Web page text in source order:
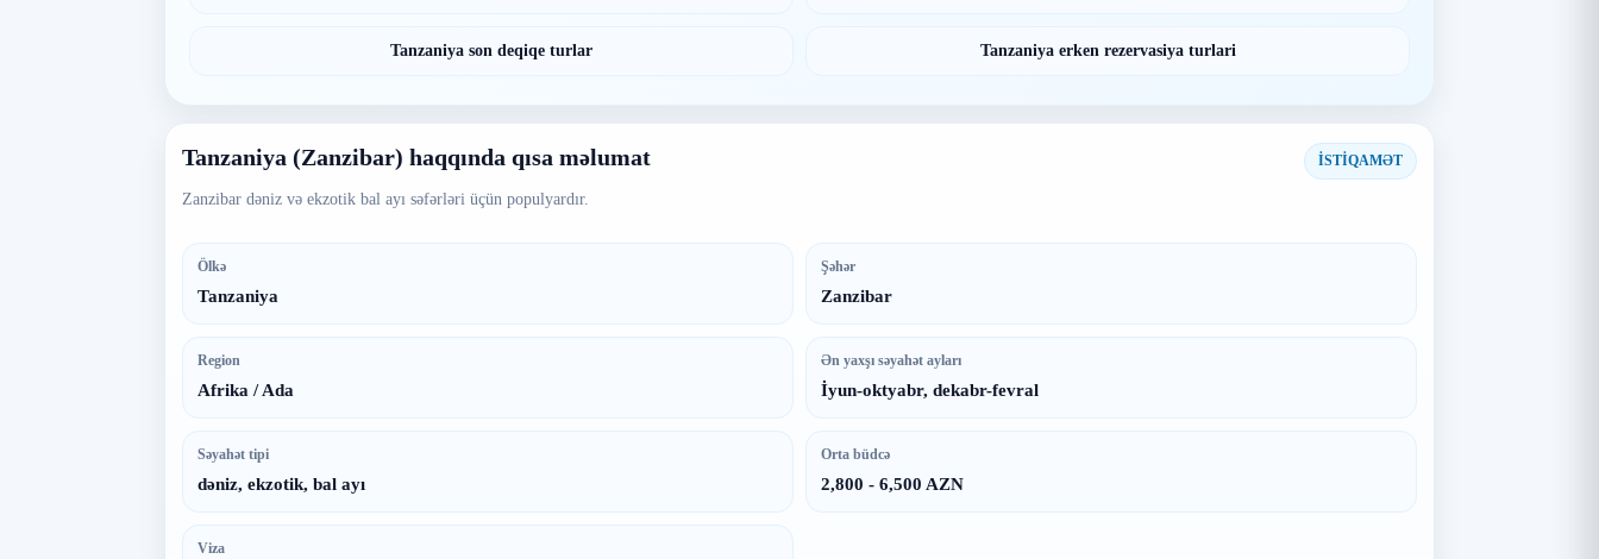
Tanzaniya son deqiqe turlar Tanzaniya erken rezervasiya turlari
Tanzaniya (Zanzibar) haqqında qısa məlumat
Zanzibar dəniz və ekzotik bal ayı səfərləri üçün populyardır.
İSTİQAMƏT
Ölkə
Tanzaniya
Şəhər
Zanzibar
Region
Afrika / Ada
Ən yaxşı səyahət ayları
İyun-oktyabr, dekabr-fevral
Səyahət tipi
dəniz, ekzotik, bal ayı
Orta büdcə
2,800 - 6,500 AZN
Viza